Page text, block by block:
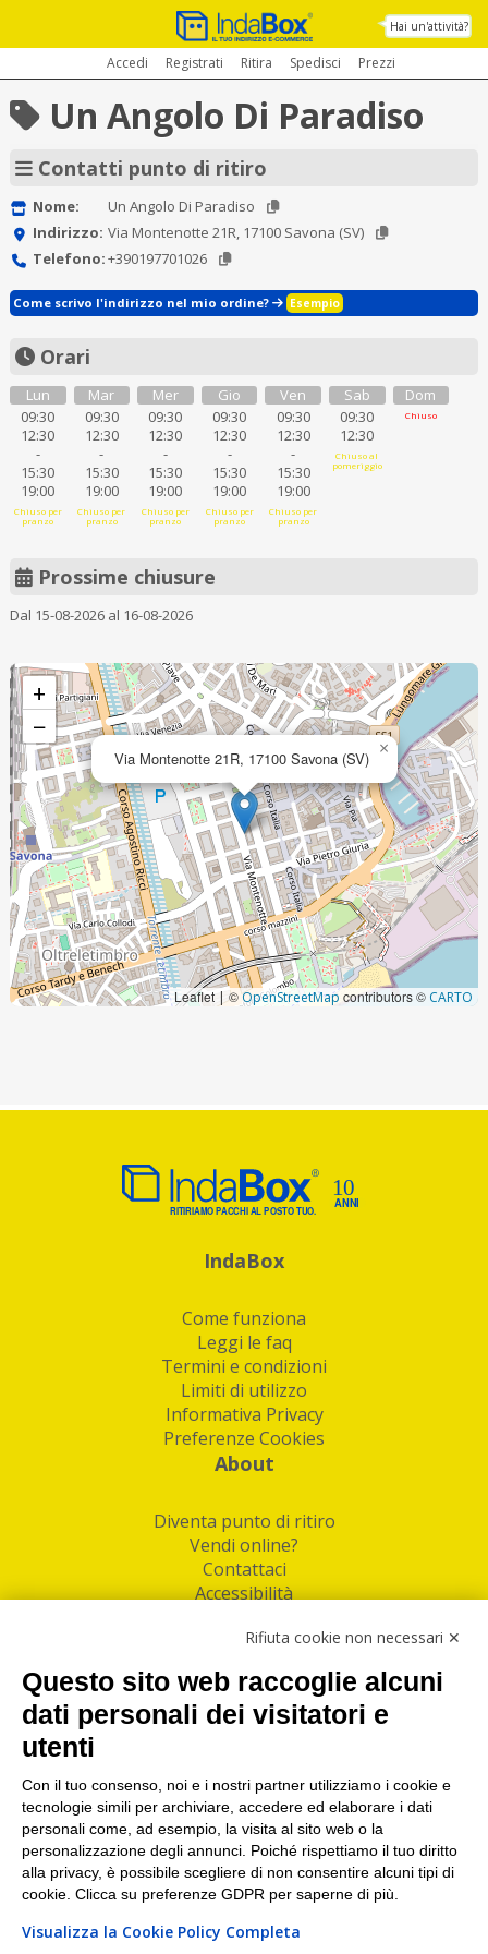
Hai un'attività?
Accedi Registrati Ritira Spedisci Prezzi
Un Angolo Di Paradiso
Contatti punto di ritiro
Nome:
Un Angolo Di Paradiso
Indirizzo: Via Montenotte 21R, 17100 Savona (SV)
Telefono:+390197701026
Come scrivo l'indirizzo nel mio ordine? Esempio
Orari
Lun
09:30
12:30
-
15:30
19:00
Chiuso per
pranzo
Mar
09:30
12:30
-
15:30
19:00
Chiuso per
pranzo
Mer
09:30
12:30
-
15:30
19:00
Chiuso per
pranzo
Gio
09:30
12:30
-
15:30
19:00
Chiuso per
pranzo
Ven
09:30
12:30
-
15:30
19:00
Chiuso per
pranzo
Sab
09:30
12:30
Chiuso al
pomeriggio
Dom
Chiuso
Prossime chiusure
Dal 15-08-2026 al 16-08-2026
Via Montenotte 21R, 17100 Savona (SV) ×
+
−
Leaflet |©OpenStreetMap contributors © CARTO
IndaBox
Come funziona
Leggi le faq
Termini e condizioni
Limiti di utilizzo
Informativa Privacy
Preferenze Cookies
About
Diventa punto di ritiro
Vendi online?
Contattaci
Accessibilità
Facebook
Linkedin
I nostri punti di ritiro e spedizione pacchi nelle
maggiori città italiane
Torino|Milano|Roma|Bologna|Firenze| Genova
Napoli|Varese
Rifiuta cookie non necessari ✕
Questo sito web raccoglie alcuni
dati personali dei visitatori e
utenti
Con il tuo consenso, noi e i nostri partner utilizziamo i cookie e
tecnologie simili per archiviare, accedere ed elaborare i dati
personali come, ad esempio, la visita al sito web o la
personalizzazione degli annunci. Poiché rispettiamo il tuo diritto
alla privacy, è possibile scegliere di non consentire alcuni tipi di
cookie. Clicca su preferenze GDPR per saperne di più.
Visualizza la Cookie Policy Completa